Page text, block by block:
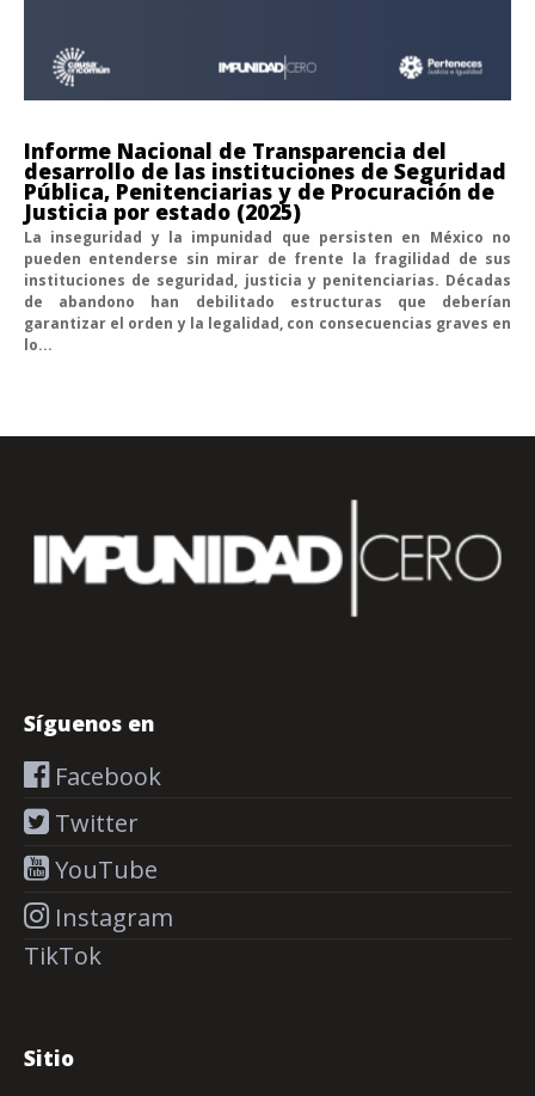
Informe Nacional de Transparencia del
desarrollo de las instituciones de Seguridad
Pública, Penitenciarias y de Procuración de
Justicia por estado (2025)
La inseguridad y la impunidad que persisten en México no
pueden entenderse sin mirar de frente la fragilidad de sus
instituciones de seguridad, justicia y penitenciarias. Décadas
de abandono han debilitado estructuras que deberían
garantizar el orden y la legalidad, con consecuencias graves en
lo...
Síguenos en
Facebook
Twitter
YouTube
Instagram
TikTok
Sitio